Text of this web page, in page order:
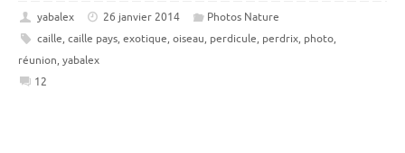
e
b
o
o
k
t
t
e
r
yabalex 26 janvier 2014
Photos Nature
caille, caille pays, exotique, oiseau, perdicule, perdrix, photo,
réunion, yabalex
12